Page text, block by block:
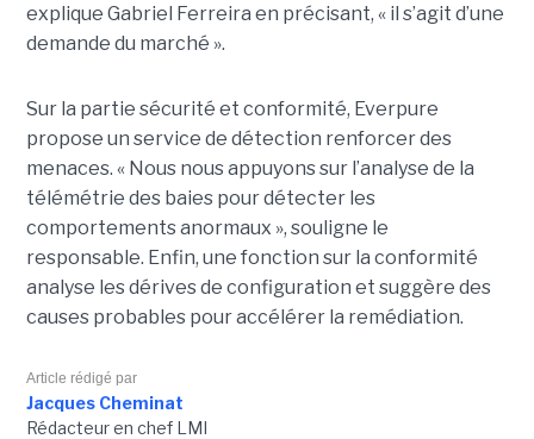
explique Gabriel Ferreira en précisant, « il s’agit d’une
demande du marché ».
Sur la partie sécurité et conformité, Everpure
propose un service de détection renforcer des
menaces. « Nous nous appuyons sur l’analyse de la
télémétrie des baies pour détecter les
comportements anormaux », souligne le
responsable. Enfin, une fonction sur la conformité
analyse les dérives de configuration et suggère des
causes probables pour accélérer la remédiation.
Article rédigé par
Jacques Cheminat
Rédacteur en chef LMI